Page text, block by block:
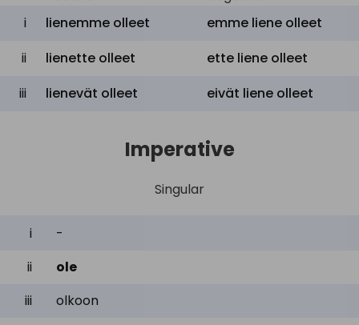
i
lienemme olleet
emme liene olleet
ii
lienette olleet
ette liene olleet
iii
lienevät olleet eivät liene olleet
Imperative
Singular
i
-
ii
ole
iii
olkoon